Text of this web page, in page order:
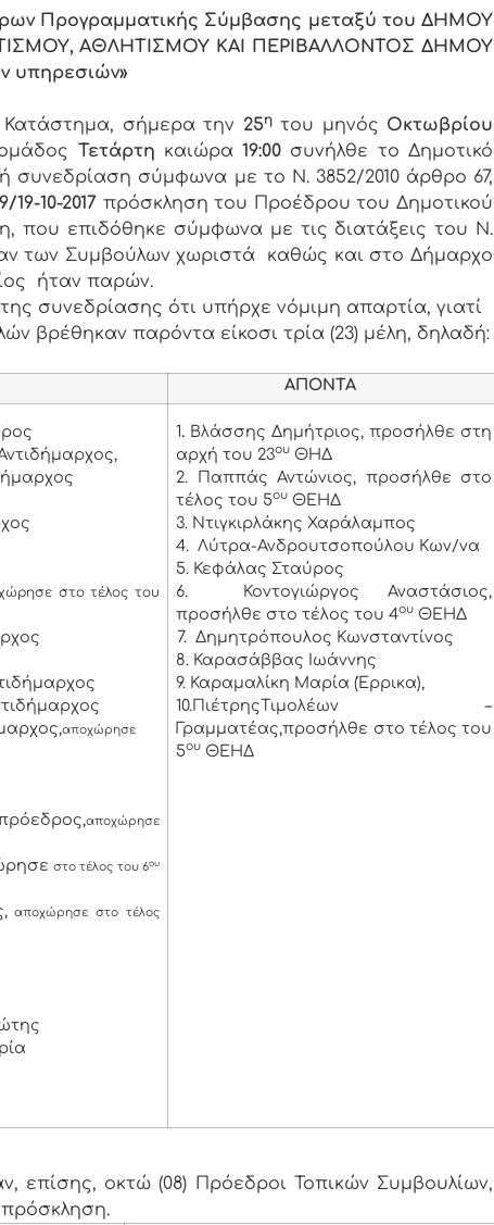
Προγραμματικής Σύμβασης μεταξύ του ΔΗΜΟΥ
ΑΘΛΗΤΙΣΜΟΥ ΚΑΙ ΠΕΡΙΒΑΛΛΟΝΤΟΣ ΔΗΜΟΥ
υπηρεσιών»
Κατάστημα, σήμερα την 25η του μηνός Οκτωβρίου
Τετάρτη καιώρα19:00 συνήλθε το Δημοτικό
συνεδρίαση σύμφωνα με το Ν. 3852/2010 άρθρο 67,
19-10-2017 πρόσκληση του Προέδρου του Δημοτικού
που επιδόθηκε σύμφωνα με τις διατάξεις του Ν.
των Συμβούλων χωριστά καθώς και στο Δήμαρχο
ήταν παρών.
συνεδρίασης ότι υπήρχε νόμιμη απαρτία, γιατί
βρέθηκαν παρόντα είκοσι τρία (23) μέλη, δηλαδή:
ΑΠΟΝΤΑ
στο τέλος του
αποχώρησε
αποχώρησε
στο τέλος του 6ου
αποχώρησε στο τέλος
1. Βλάσσης Δημήτριος, προσήλθε στη
αρχή του 23ου ΘΗΔ
2. Παππάς Αντώνιος, προσήλθε στο
τέλος του 5ου ΘΕΗΔ
3. Ντιγκιρλάκης Χαράλαμπος
4. Λύτρα-Ανδρουτσοπούλου Κων/να
5. Κεφάλας Σταύρος
6. Κοντογιώργος Αναστάσιος,
προσήλθε στο τέλος του 4ου ΘΕΗΔ
7. Δημητρόπουλος Κωνσταντίνος
8. Καρασάββας Ιωάννης
9. Καραμαλίκη Μαρία (Έρρικα),
10.ΠιέτρηςΤιμολέων –
Γραμματέας,προσήλθε στο τέλος του
5ου ΘΕΗΔ
επίσης, οκτώ (08) Πρόεδροι Τοπικών Συμβουλίων,